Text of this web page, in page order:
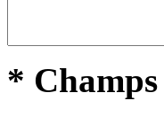
*